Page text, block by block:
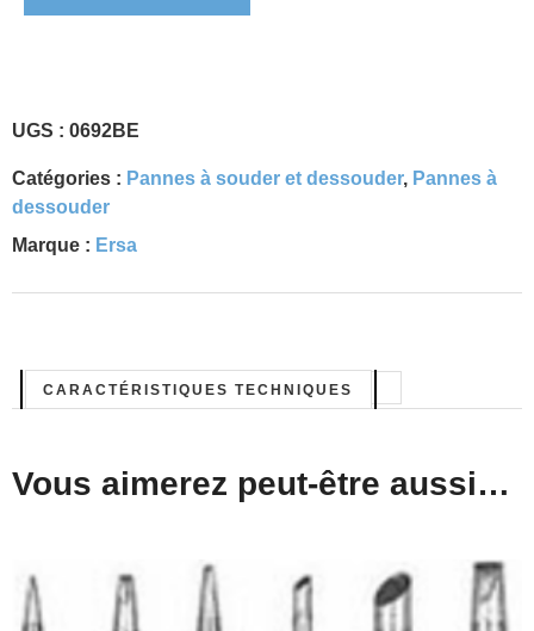
UGS : 0692BE
Catégories : Pannes à souder et dessouder, Pannes à
dessouder
Marque : Ersa
CARACTÉRISTIQUES TECHNIQUES
Vous aimerez peut-être aussi…